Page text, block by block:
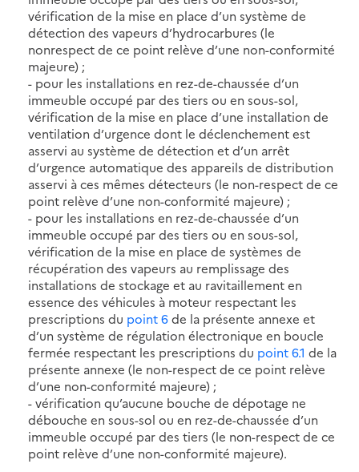
vérification de la mise en place d’un système de
détection des vapeurs d’hydrocarbures (le
nonrespect de ce point relève d’une non-conformité
majeure) ;
- pour les installations en rez-de-chaussée d’un
immeuble occupé par des tiers ou en sous-sol,
vérification de la mise en place d’une installation de
ventilation d’urgence dont le déclenchement est
asservi au système de détection et d’un arrêt
d’urgence automatique des appareils de distribution
asservi à ces mêmes détecteurs (le non-respect de ce
point relève d’une non-conformité majeure) ;
- pour les installations en rez-de-chaussée d’un
immeuble occupé par des tiers ou en sous-sol,
vérification de la mise en place de systèmes de
récupération des vapeurs au remplissage des
installations de stockage et au ravitaillement en
essence des véhicules à moteur respectant les
prescriptions du point 6de la présente annexe et
d’un système de régulation électronique en boucle
fermée respectant les prescriptions du point 6.1 de la
présente annexe (le non-respect de ce point relève
d’une non-conformité majeure) ;
- vérification qu’aucune bouche de dépotage ne
débouche en sous-sol ou en rez-de-chaussée d’un
immeuble occupé par des tiers (le non-respect de ce
point relève d’une non-conformité majeure).